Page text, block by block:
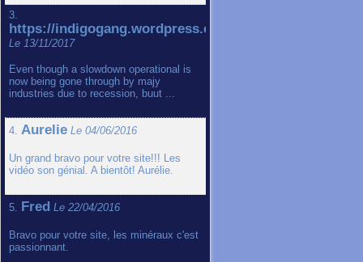
3.
https://indigogang.wordpress.com
Le 13/11/2017
Even though a slowdown operational is
now being gone through by majy
industries due to recession, buut ...
4. Aurelie Le 04/06/2016
Un grand bravo pour votre site!!! Les
vidéo son génial. A bientôt! Aurélie.
5. Fred Le 22/04/2016
Bravo pour votre site, les minéraux c'est
passionnant.